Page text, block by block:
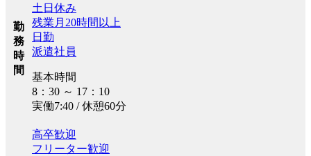
勤
務
時
間
土日休み
残業月20時間以上
日勤
派遣社員
基本時間
8：30 ～ 17：10
実働7:40 / 休憩60分
高卒歓迎
フリーター歓迎